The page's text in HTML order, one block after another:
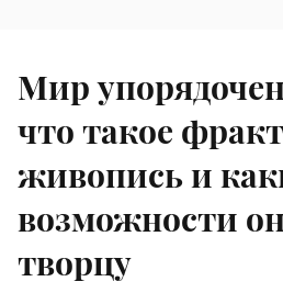
Мир
что такое
живопись и
возможности
творцу